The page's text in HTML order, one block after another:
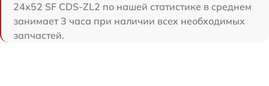
24x52 SF CDS-ZL2 по нашей статистике в среднем
занимает 3 часа при наличии всех необходимых
запчастей.